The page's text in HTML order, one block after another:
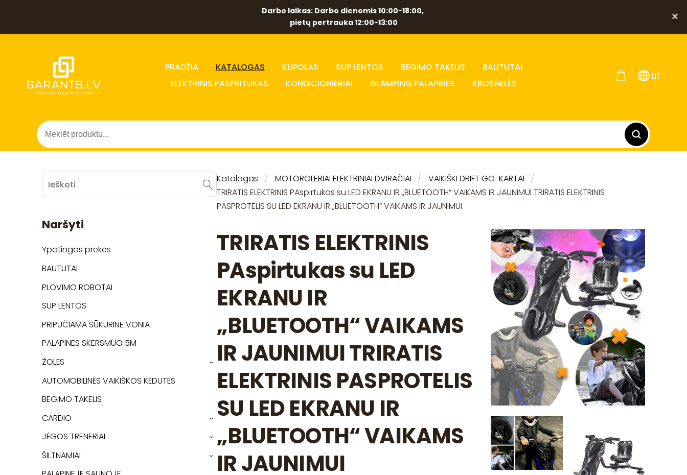
Darbo laikas: Darbo dienomis 10:00-18:00,
pietų pertrauka 12:00-13:00
×
PRADŽIA KATALOGAS KUPOLAS SUP LENTOS BEGIMO TAKELIS
BAUTUTAI
ELEKTRINIS PASPRITUKAS
KONDICIONIERIAI GLAMPING PALAPINES KROSNELĖS
LIT
Naršyti
Ypatingos prekės
BAUTUTAI
PLOVIMO ROBOTAI
SUP LENTOS
PRIPUČIAMA SŪKURINE VONIA
PALAPINES SKERSMUO 5M
ŽOLĖS
›
AUTOMOBILINĖS VAIKIŠKOS KĖDUTĖS
BEGIMO TAKELIS
CARDIO
›
JĖGOS TRENERIAI ›
ŠILTNAMIAI ›
Katalogas MOTOROLERIAI ELEKTRINIAI DVIRAČIAI
VAIKIŠKI DRIFT GO-KARTAI
TRIRATIS ELEKTRINIS PAspirtukas su LED EKRANU IR „BLUETOOTH“ VAIKAMS IR JAUNIMUI TRIRATIS ELEKTRINIS
PASPROTELIS SU LED EKRANU IR „BLUETOOTH“ VAIKAMS IR JAUNIMUI
TRIRATIS ELEKTRINIS
PAspirtukas su LED
EKRANU IR
„BLUETOOTH“ VAIKAMS
IR JAUNIMUI TRIRATIS
ELEKTRINIS PASPROTELIS
SU LED EKRANU IR
„BLUETOOTH“ VAIKAMS
IR JAUNIMUI